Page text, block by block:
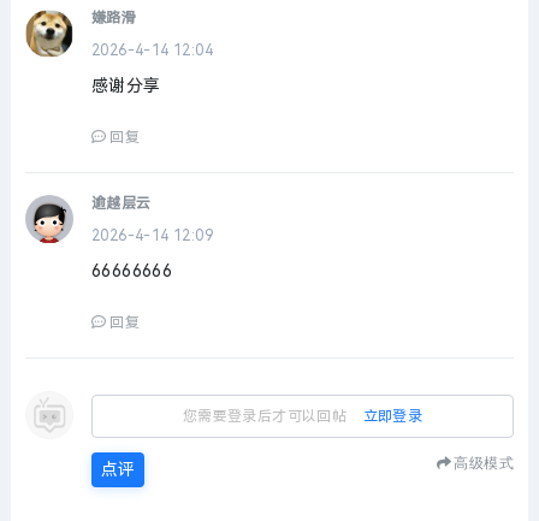
嫌路滑
2026-4-14 12:04
感谢分享
回复
逾越层云
2026-4-14 12:09
66666666
回复
您需要登录后才可以回帖 立即登录
点评 高级模式